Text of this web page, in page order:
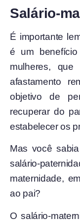
Salário-
É importante
é um benefício
mulheres,
afastamento
objetivo de
recuperar do
estabelecer os
Mas você
salário-
maternidade,
ao pai?
O salário-